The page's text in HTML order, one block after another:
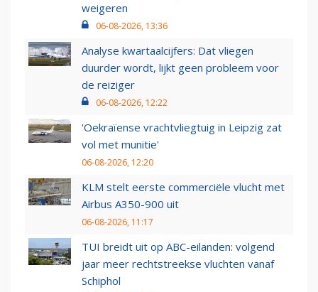
weigeren
06-08-2026, 13:36
Analyse kwartaalcijfers: Dat vliegen
duurder wordt, lijkt geen probleem voor
de reiziger
06-08-2026, 12:22
'Oekraïense vrachtvliegtuig in Leipzig zat
vol met munitie'
06-08-2026, 12:20
KLM stelt eerste commerciële vlucht met
Airbus A350-900 uit
06-08-2026, 11:17
TUI breidt uit op ABC-eilanden: volgend
jaar meer rechtstreekse vluchten vanaf
Schiphol